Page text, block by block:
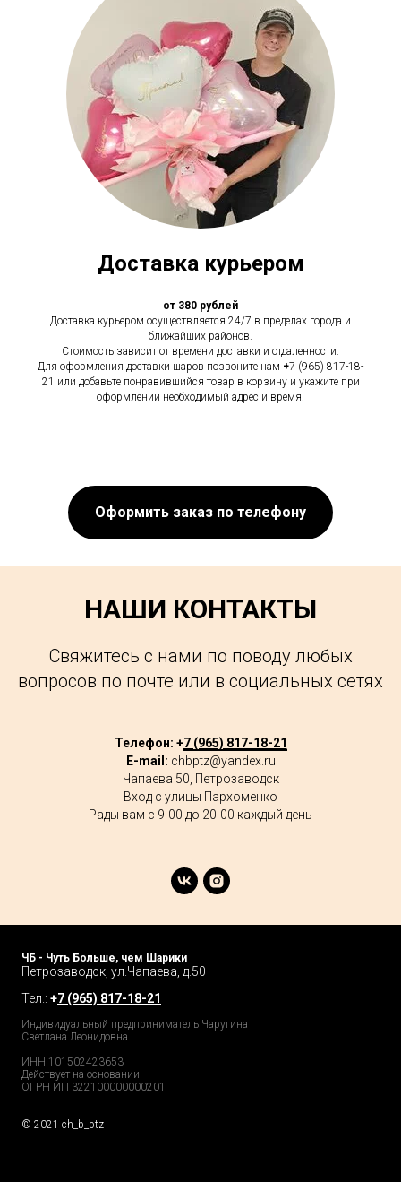
Доставка курьером
от 380 рублей
Доставка курьером осуществляется 24/7 в пределах города и
ближайших районов.
Стоимость зависит от времени доставки и отдаленности.
Для оформления доставки шаров позвоните нам +7 (965) 817-18-
21 или добавьте понравившийся товар в корзину и укажите при
оформлении необходимый адрес и время.
Оформить заказ по телефону
НАШИ КОНТАКТЫ
Свяжитесь с нами по поводу любых
вопросов по почте или в социальных сетях
Телефон: +7 (965) 817-18-21
E-mail: chbptz@yandex.ru
Чапаева 50, Петрозаводск
Вход с улицы Пархоменко
Рады вам с 9-00 до 20-00 каждый день
ЧБ - Чуть Больше, чем Шарики
Петрозаводск, ул.Чапаева, д.50
Тел.: +7 (965) 817-18-21
Индивидуальный предприниматель Чаругина
Светлана Леонидовна
ИНН 101502423653
Действует на основании
ОГРН ИП 322100000000201
© 2021 ch_b_ptz